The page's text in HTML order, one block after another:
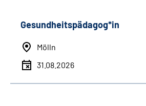
Gesundheitspädagog*in
Mölln
31.08.2026